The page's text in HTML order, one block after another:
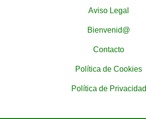
Aviso Legal
Bienvenid@
Contacto
Política de Cookies
Política de Privacidad